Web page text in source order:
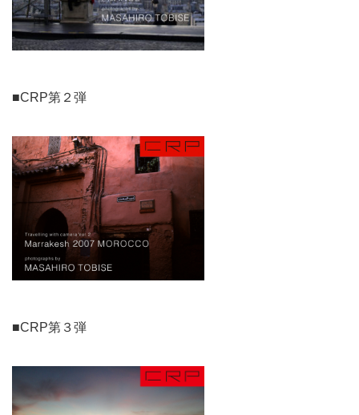
■CRP第２弾
■CRP第３弾